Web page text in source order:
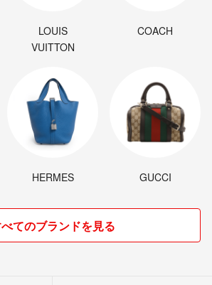
ございます。その通りです。メス側はありま
があれば、取り付け出来ます。
属では無い」との事ですが、ヘッド側にスリ
スのビスネジが無いとの事でしょうか？
LOUIS
VUITTON
COACH
HERMES GUCCI
てのブランドを見る